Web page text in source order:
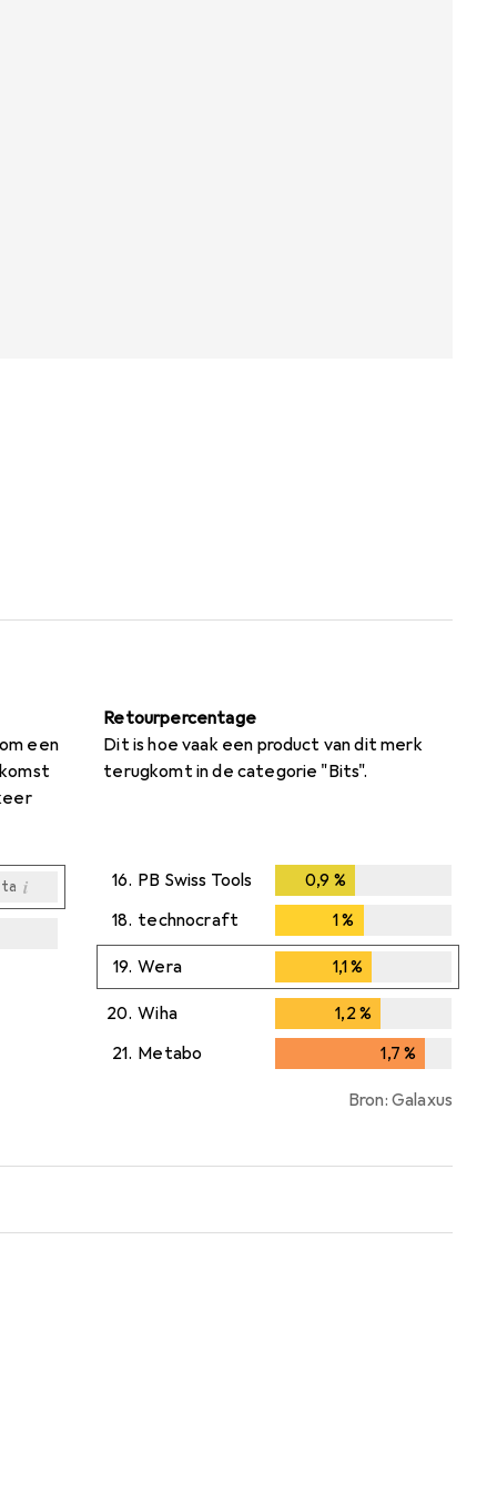
een
i
Retourpercentage
Dit is hoe vaak een product van dit merk
terugkomt in de categorie "Bits".
16. PB Swiss Tools 0,9 %
18. technocraft 1%
19. Wera 1,1%
20. Wiha 1,2%
21. Metabo 1,7 %
Bron: Galaxus